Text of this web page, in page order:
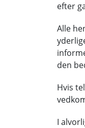
efter
Alle
den
Hvis
I